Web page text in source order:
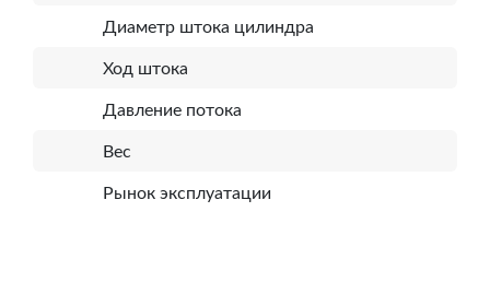
Диаметр штока цилиндра
Ход штока
Давление потока
Вес
Рынок эксплуатации